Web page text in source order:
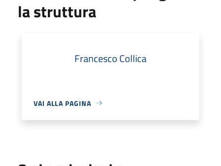
la struttura
Francesco Collica
VAI ALLA PAGINA